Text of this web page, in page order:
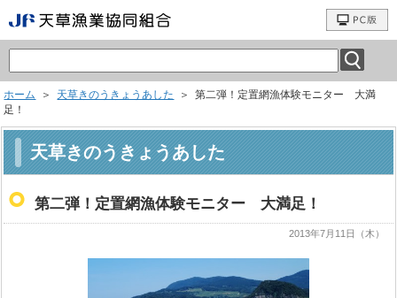
ホーム ＞ 天草きのうきょうあした
＞ 第二弾！定置網漁体験モニター 大満
足！
天草きのうきょうあした
第二弾！定置網漁体験モニター 大満足！
2013年7月11日（木）